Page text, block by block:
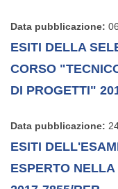
Data pubblicazione:
ESITI DELLA
CORSO
DI PROGETTI"
Data pubblicazione:
ESITI
ESPERTO